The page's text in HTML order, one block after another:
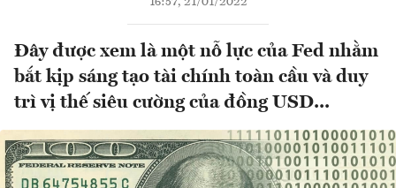
Đây được xem là một nỗ lực của Fed nhằm
bắt kịp sáng tạo tài chính toàn cầu và duy
trì vị thế siêu cường của đồng USD...